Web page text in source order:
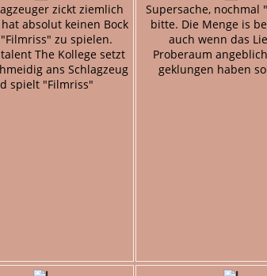
zickt ziemlich
absolut keinen Bock
zu spielen.
The Kollege setzt
ans Schlagzeug
spielt "Filmriss"
Supersache, nochmal
bitte. Die Menge is
auch wenn das
Proberaum
geklungen haben